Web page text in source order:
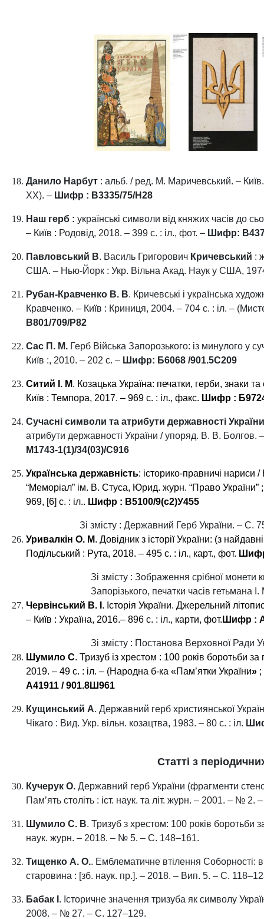
Данило Нарбут : альб. / ред. М. Маричевський. –
XX). – Шифр : В3335/75/Н28
Наш герб : українські символи від княжих часів до
– Київ : Родовід, 2018. – 399 с. : іл., фот. – Шифр:
Павловський В. Василь Григорович Кричевський :
США. – Нью-Йорк : Укр. Вільна Акад. Наук у США,
Рубан-Кравченко В. В. Кричевські і українська
Кравченко. – Київ : Криниця, 2004. – 704 с. : іл. –
В801/709/Р82
Сас П. М. Герб Війська Запорозького: із минулого у
Київ :, 2010. – 202 с. – Шифр: Б6068 /901.5С209
Ситий І. М. Козацька Україна: печатки, герби, знаки
Київ : Темпора, 2017. – 969 с. : іл., факс. Шифр :
Сучасні символи та атрибути державності України
атрибути державності України / упоряд. В. В. Болгов.
М1743‑1(1)/34(03)/С916
Українська державність: історико-правничі нариси /
“Меморіал” ім. В. Стуса, Юрид. журн. “Право
969, [6] с. : іл.. Шифр : В5100/9(с2)У455
Зі змісту : Державний Герб України. – С.
Уривалкін О. М. Довідник з історії України: (з
Подільський : Рута, 2018. – 495 с. : іл., карт., фот.
Зі змісту : Зображення срібної
Запорізького, печатки часів гетьмана
Червінський В. І . Історія України. Джерельний
– Київ : Україна, 2016.– 896 с. : іл., карти, фот. Шифр :
Зі змісту : Постанова Верховної Ради
Шумило С. Тризуб із хрестом : 100 років боротьби
2019. – 49 с. : іл. – (Народна б-ка «Пам’ятки України» ;
А41911 / 901.8Ш961
Кущинський А. Державний герб християнської
Чікаго : Вид. Укр. вільн. козацтва, 1983. – 80 с. : іл.
Статті з
Кучерук О. Державний герб України (фрагменти
Пам’ять століть : іст. наук. та літ. журн. – 2001. – № 2.
Шумило С. В. Тризуб з хрестом: 100 років боротьби
наук. журн. – 2018. – № 5. – С. 148–161.
Тищенко А. О.. Емблематичне втілення Соборності:
старовина : [зб. наук. пр.]. – 2018. – Вип. 5. – С.
Бабак І . Історичне значення тризуба як символу
2008. – № 27. – С. 127–129.